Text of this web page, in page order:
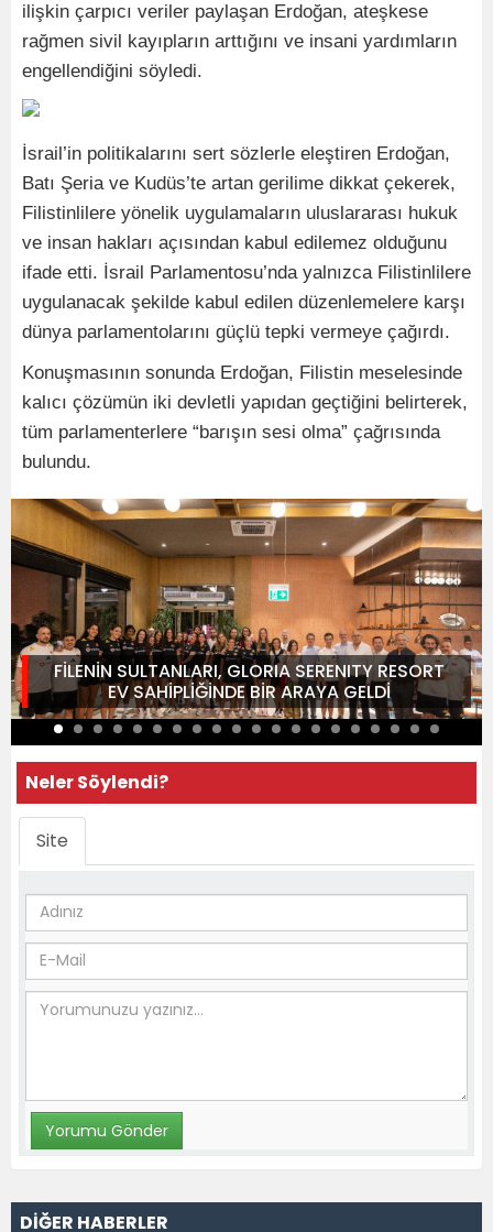
ilişkin çarpıcı veriler paylaşan Erdoğan, ateşkese
rağmen sivil kayıpların arttığını ve insani yardımların
engellendiğini söyledi.
İsrail’in politikalarını sert sözlerle eleştiren Erdoğan,
Batı Şeria ve Kudüs’te artan gerilime dikkat çekerek,
Filistinlilere yönelik uygulamaların uluslararası hukuk
ve insan hakları açısından kabul edilemez olduğunu
ifade etti. İsrail Parlamentosu’nda yalnızca Filistinlilere
uygulanacak şekilde kabul edilen düzenlemelere karşı
dünya parlamentolarını güçlü tepki vermeye çağırdı.
Konuşmasının sonunda Erdoğan, Filistin meselesinde
kalıcı çözümün iki devletli yapıdan geçtiğini belirterek,
tüm parlamenterlere “barışın sesi olma” çağrısında
bulundu.
FİLENİN SULTANLARI, GLORIA SERENITY RESORT
EV SAHİPLİĞİNDE BİR ARAYA GELDİ
Neler Söylendi?
Site
DİĞER HABERLER